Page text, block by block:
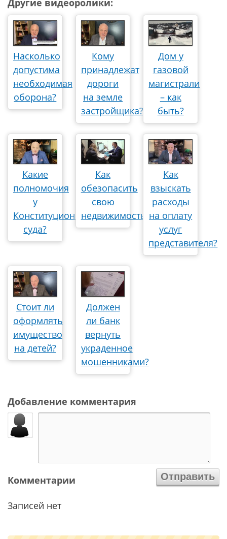
Другие видеоролики:
Насколько
допустима
необходимая
оборона?
Кому
принадлежат
дороги
на земле
застройщика?
Дом у
газовой
магистрали
– как
быть?
Какие
полномочия
у
Конституционного
суда?
Как
обезопасить
свою
недвижимость?
Как
взыскать
расходы
на оплату
услуг
представителя?
Стоит ли
оформлять
имущество
на детей?
Должен
ли банк
вернуть
украденное
мошенниками?
Добавление комментария
Комментарии
Записей нет